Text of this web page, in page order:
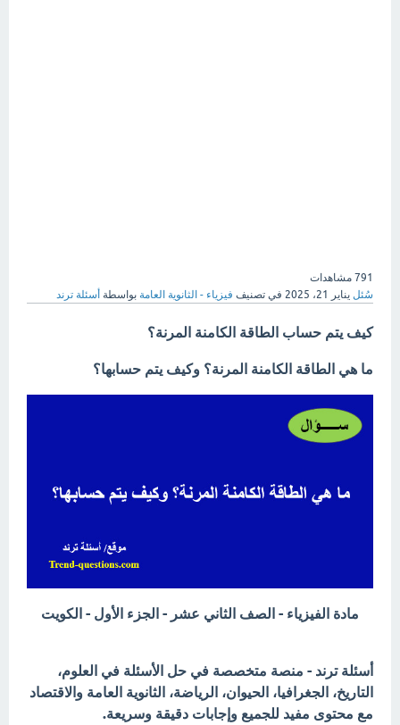
791 مشاهدات
سُئل يناير 21، 2025 في تصنيف فيزياء - الثانوية العامة بواسطة أسئلة ترند
كيف يتم حساب الطاقة الكامنة المرنة؟
ما هي الطاقة الكامنة المرنة؟ وكيف يتم حسابها؟
مادة الفيزياء - الصف الثاني عشر - الجزء الأول - الكويت
أسئلة ترند - منصة متخصصة في حل الأسئلة في العلوم،
التاريخ، الجغرافيا، الحيوان، الرياضة، الثانوية العامة والاقتصاد
مع محتوى مفيد للجميع وإجابات دقيقة وسريعة.